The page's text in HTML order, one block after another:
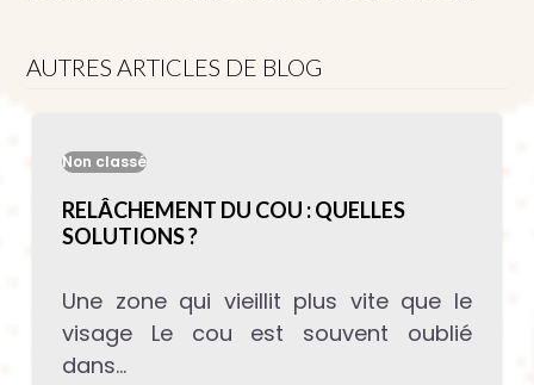
AUTRES ARTICLES DE BLOG
Non classé
RELÂCHEMENT DU COU : QUELLES
SOLUTIONS ?
Une zone qui vieillit plus vite que le
visage Le cou est souvent oublié
dans…